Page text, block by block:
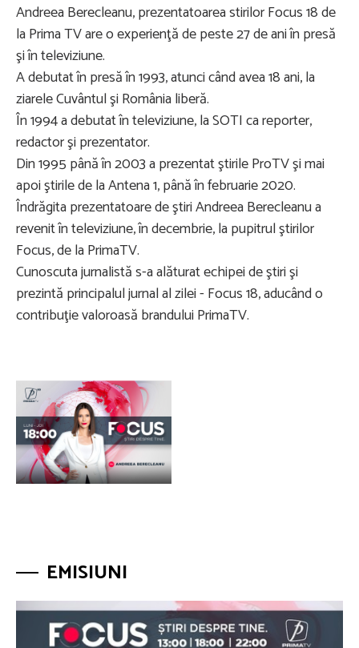
Andreea Berecleanu, prezentatoarea stirilor Focus 18 de
la Prima TV are o experienţă de peste 27 de ani în presă
şi în televiziune.
A debutat în presă în 1993, atunci când avea 18 ani, la
ziarele Cuvântul şi România liberă.
În 1994 a debutat în televiziune, la SOTI ca reporter,
redactor şi prezentator.
Din 1995 până în 2003 a prezentat ştirile ProTV şi mai
apoi ştirile de la Antena 1, până în februarie 2020.
Îndrăgita prezentatoare de ştiri Andreea Berecleanu a
revenit în televiziune, în decembrie, la pupitrul ştirilor
Focus, de la PrimaTV.
Cunoscuta jurnalistă s-a alăturat echipei de ştiri şi
prezintă principalul jurnal al zilei - Focus 18, aducând o
contribuţie valoroasă brandului PrimaTV.
EMISIUNI